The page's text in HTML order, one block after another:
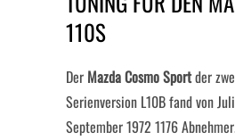
110S
Der Mazda Cosmo Sportder
Serienversion L10B fand von
September 1972 1176